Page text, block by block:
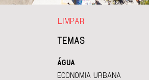
TEMAS
ÁGUA
ECONOMIA URBANA
LIMPAR